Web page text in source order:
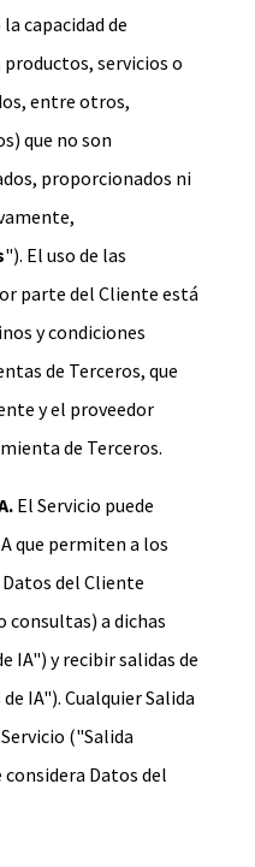
capacidad de
servicios o
entre otros,
que no son
proporcionados ni
"). El uso de las
parte del Cliente está
y condiciones
de Terceros, que
y el proveedor
de Terceros.
El Servicio puede
que permiten a los
del Cliente
consultas) a dichas
IA") y recibir salidas de
IA"). Cualquier Salida
("Salida
Datos del